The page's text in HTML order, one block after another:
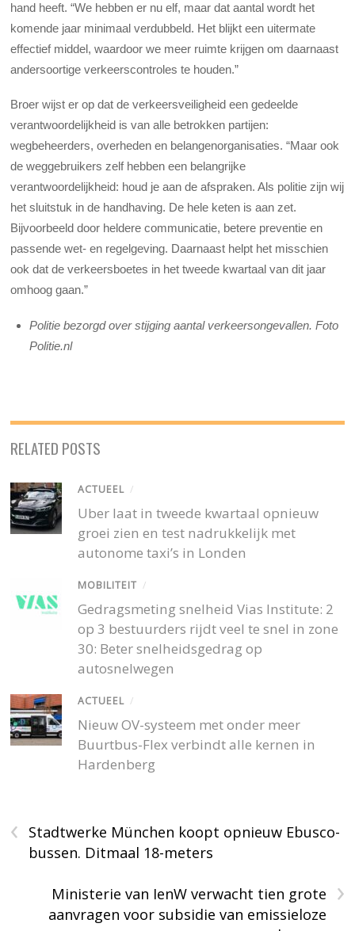
hand heeft. “We hebben er nu elf, maar dat aantal wordt het
komende jaar minimaal verdubbeld. Het blijkt een uitermate
effectief middel, waardoor we meer ruimte krijgen om daarnaast
andersoortige verkeerscontroles te houden.”
Broer wijst er op dat de verkeersveiligheid een gedeelde
verantwoordelijkheid is van alle betrokken partijen:
wegbeheerders, overheden en belangenorganisaties. “Maar ook
de weggebruikers zelf hebben een belangrijke
verantwoordelijkheid: houd je aan de afspraken. Als politie zijn wij
het sluitstuk in de handhaving. De hele keten is aan zet.
Bijvoorbeeld door heldere communicatie, betere preventie en
passende wet- en regelgeving. Daarnaast helpt het misschien
ook dat de verkeersboetes in het tweede kwartaal van dit jaar
omhoog gaan.”
Politie bezorgd over stijging aantal verkeersongevallen. Foto
Politie.nl
RELATED POSTS
ACTUEEL /
Uber laat in tweede kwartaal opnieuw
groei zien en test nadrukkelijk met
autonome taxi’s in Londen
MOBILITEIT /
Gedragsmeting snelheid Vias Institute: 2
op 3 bestuurders rijdt veel te snel in zone
30: Beter snelheidsgedrag op
autosnelwegen
ACTUEEL /
Nieuw OV-systeem met onder meer
Buurtbus-Flex verbindt alle kernen in
Hardenberg
‹
Stadtwerke München koopt opnieuw Ebusco-
bussen. Ditmaal 18-meters
›
Ministerie van IenW verwacht tien grote
aanvragen voor subsidie van emissieloze